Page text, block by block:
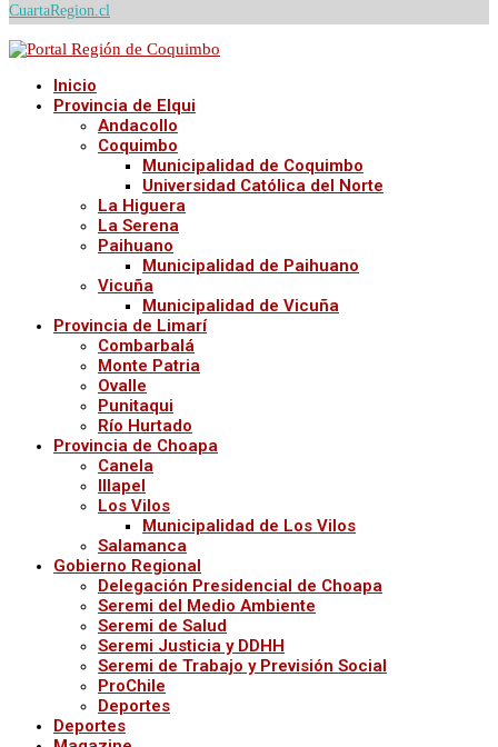
CuartaRegion.cl
Inicio
Provincia de Elqui
Andacollo
Coquimbo
Municipalidad de Coquimbo
Universidad Católica del Norte
La Higuera
La Serena
Paihuano
Municipalidad de Paihuano
Vicuña
Municipalidad de Vicuña
Provincia de Limarí
Combarbalá
Monte Patria
Ovalle
Punitaqui
Río Hurtado
Provincia de Choapa
Canela
Illapel
Los Vilos
Municipalidad de Los Vilos
Salamanca
Gobierno Regional
Delegación Presidencial de Choapa
Seremi del Medio Ambiente
Seremi de Salud
Seremi Justicia y DDHH
Seremi de Trabajo y Previsión Social
ProChile
Deportes
Deportes